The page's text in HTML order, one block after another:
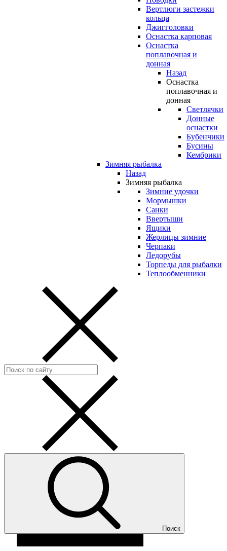
Вертлюги застежки
кольца
Джигголовки
Оснастка карповая
Оснастка
поплавочная и
донная
Назад
Оснастка
поплавочная и
донная
Светлячки
Донные
оснастки
Бубенчики
Бусины
Кембрики
Зимняя рыбалка
Назад
Зимняя рыбалка
Зимние удочки
Мормышки
Санки
Ввертыши
Ящики
Жерлицы зимние
Черпаки
Ледорубы
Торпеды для рыбалки
Теплообменники
Поиск